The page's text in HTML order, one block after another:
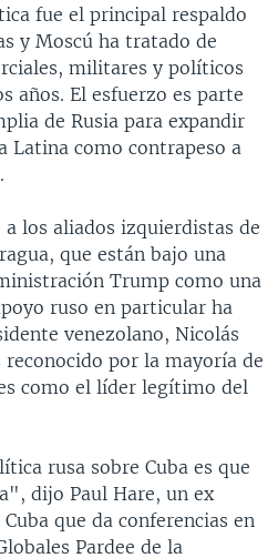
fue el principal respaldo
y Moscú ha tratado de
militares y políticos
años. El esfuerzo es parte
de Rusia para expandir
Latina como contrapeso a
los aliados izquierdistas de
que están bajo una
Trump como una
ruso en particular ha
venezolano, Nicolás
por la mayoría de
como el líder legítimo del
rusa sobre Cuba es que
dijo Paul Hare, un ex
que da conferencias en
Pardee de la